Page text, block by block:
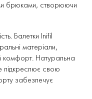
брюками, створюючи
Балетки Inifil
матеріали,
комфорт. Натуральна
підкреслює свою
забезпечує